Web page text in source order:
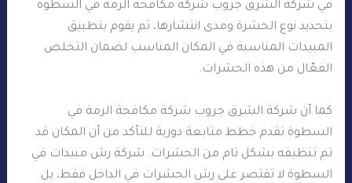
في شركة الشرق جروب شركة مكافحة الرمة في السطوة
بتحديد نوع الحشرة ومدى انتشارها، ثم يقوم بتطبيق
المبيدات المناسبة في المكان المناسب لضمان التخلص
الفعّال من هذه الحشرات.
كما أن شركة الشرق جروب شركة مكافحة الرمة في
السطوة تقدم خطط متابعة دورية للتأكد من أن المكان قد
تم تنظيفه بشكل تام من الحشرات. شركة رش مبيدات في
السطوة لا تقتصر على رش الحشرات في الداخل فقط، بل